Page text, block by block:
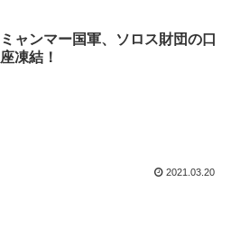
ミャンマー国軍、ソロス財団の口
座凍結！
2021.03.20